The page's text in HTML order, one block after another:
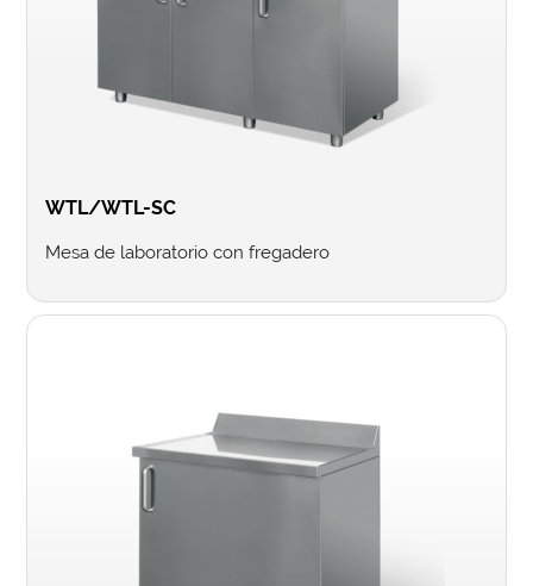
WTL/WTL-SC
Mesa de laboratorio con fregadero